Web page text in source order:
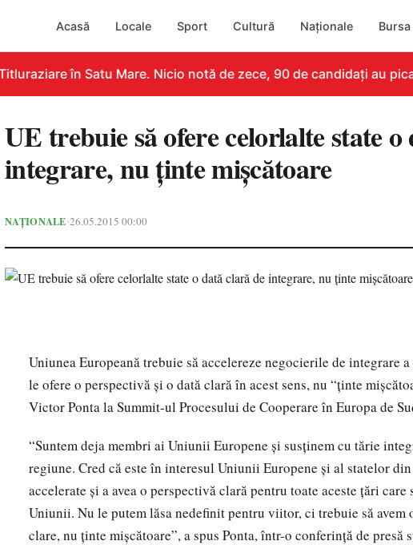
Acasă Locale Sport Cultură Naționale
în Satu Mare. Nicio notă de zece, 90 de candidați au picat
UE trebuie să ofere celorlalte state
integrare, nu ţinte mişcătoare
NAȚIONALE•26.05.2015 00:00
Uniunea Europeană trebuie să accelereze negocierile de integrare
le ofere o perspectivă şi o dată clară în acest sens, nu “ţinte
Victor Ponta la Summit-ul Procesului de Cooperare în Europa de
“Suntem deja membri ai Uniunii Europene şi susţinem cu tărie
regiune. Cred că este în interesul Uniunii Europene şi al statelor
accelerate şi a avea o perspectivă clară pentru toate aceste ţări care
Uniunii. Nu le putem lăsa nedefinit pentru viitor, ci trebuie să avem
clare, nu ţinte mişcătoare”, a spus Ponta, într-o conferinţă de presă